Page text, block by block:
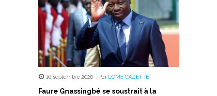
16 septembre 2020 , Par LOME GAZETTE
Faure Gnassingbé se soustrait à la